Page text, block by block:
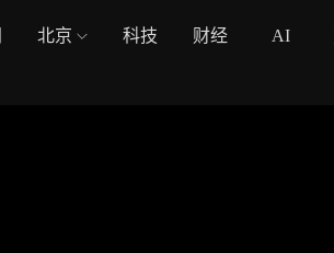
北京 科技 财经 AI